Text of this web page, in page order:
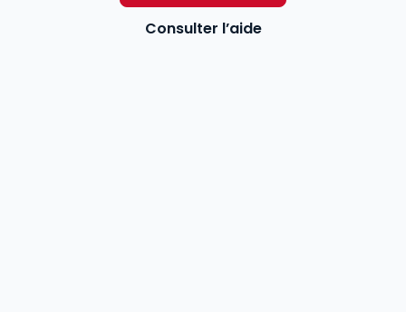
Consulter l’aide